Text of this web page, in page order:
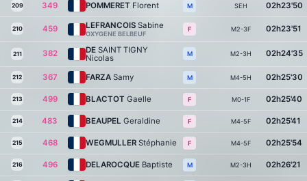
209 349 POMMERET Florent M SEH 02h23'50
210 459 LEFRANCOIS Sabine
OXYGENE BELBEUF
F M2-3F 02h23'51
211 382 DE SAINT TIGNY
Nicolas
M M2-3H 02h24'35
212 367 FARZA Samy M M4-5H 02h25'30
213 499 BLACTOT Gaelle F M0-1F 02h25'40
214 483 BEAUPEL Geraldine F M4-5F 02h25'41
215 468 WEGMULLER Stéphanie F M4-5F 02h25'54
216 496 DELAROCQUE Baptiste M M2-3H 02h26'21